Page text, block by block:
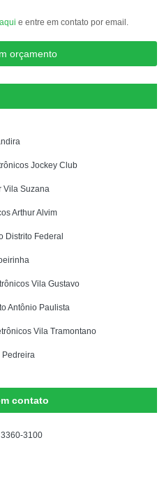
e entre em contato por email.
orçamento
Jockey Club
Vila Suzana
Arthur Alvim
Distrito Federal
Vila Gustavo
Antônio Paulista
Vila Tramontano
Pedreira
contato
3100